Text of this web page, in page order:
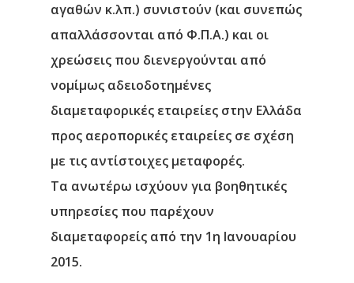
αγαθών κ.λπ.) συνιστούν (και συνεπώς
απαλλάσσονται από Φ.Π.Α.) και οι
χρεώσεις που διενεργούνται από
νομίμως αδειοδοτημένες
διαμεταφορικές εταιρείες στην Ελλάδα
προς αεροπορικές εταιρείες σε σχέση
με τις αντίστοιχες μεταφορές.
Τα ανωτέρω ισχύουν για βοηθητικές
υπηρεσίες που παρέχουν
διαμεταφορείς από την 1η Ιανουαρίου
2015.